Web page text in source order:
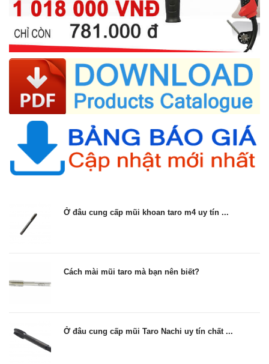
Ở đâu cung cấp mũi khoan taro m4 uy tín ...
Cách mài mũi taro mà bạn nên biết?
Ở đâu cung cấp mũi Taro Nachi uy tín chất ...